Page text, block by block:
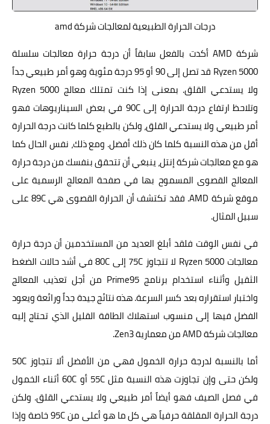
درجات الحرارة الطبيعية لمعالجات شركة amd
شركة AMD أكدت بالفعل سابقاً أن درجة حرارة معالجات سلسلة
Ryzen 5000 قد تصل إلى 90 أو 95 درجة مئوية وهو أمر طبيعي جداً
ولا يستدعي القلق. بمعنى إذا كنت تمتلك معالج Ryzen 5000
وتلاحظ ارتفاع درجة الحرارة إلى 90C في بعض السيناريوهات فهو
أمر طبيعي ولا يستدعي القلق، ولكن بالطبع كلما كانت درجة الحرارة
أقل من هذه النسبة كلما كان ذلك أفضل. ومع ذلك، نفس الحال كما
هو مع معالجات شركة إنتل، ينبغي أن تتحقق بنفسك من درجة حرارة
المعالج القصوى المسموح بها في صفحة المعالج الرسمية على
موقع شركة AMD. فقد تكتشف أن الحرارة القصوى هي 89C على
سبيل المثال.
في نفس الوقت فلقد أبلغ العديد من المستخدمين أن درجة حرارة
معالجات Ryzen 5000 لا تتجاوز 75C إلى 80C في أشد حالات الضغط
الثقيل وأثناء استخدام برنامج Prime95 من أجل تعذيب المعالج
واختبار استقراره بعد كسر السرعة. هذه نتائج جيدة جداً ورائعة ويعود
الفضل فيها إلى منسوب استهلاك الطاقة القليل الذي تحتاج إليه
معالجات شركة AMD من معمارية Zen3.
أما بالنسبة لدرجة حرارة الخمول فهي من الأفضل ألا تتجاوز 50C
ولكن حتى وإن تجاوزت هذه النسبة مثل 55C أو 60C أثناء الخمول
في فصل الصيف فهو أيضاً أمر طبيعي ولا يستدعي القلق. ولكن
درجة الحرارة المقلقة حرفياً هي كل ما هو أعلى من 95C خاصة وإذا